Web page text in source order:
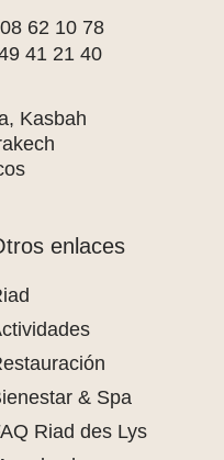
62 10 78
41 21 40
Kasbah
enlaces
& Spa
Riad des Lys